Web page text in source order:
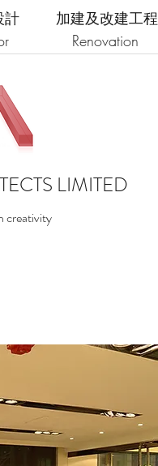
Renovation
加建及改建工程
計
LIMITED
creativity